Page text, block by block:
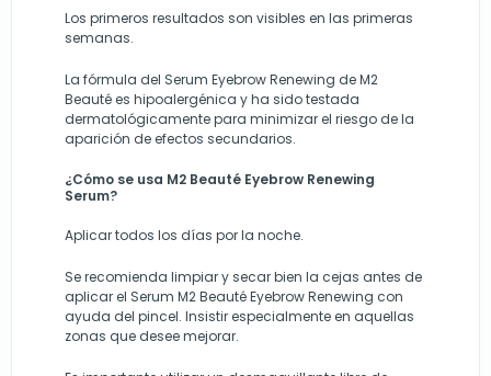
Los primeros resultados son visibles en las primeras
semanas.
La fórmula del Serum Eyebrow Renewing de M2
Beauté es hipoalergénica y ha sido testada
dermatológicamente para minimizar el riesgo de la
aparición de efectos secundarios.
¿Cómo se usa M2 Beauté Eyebrow Renewing
Serum?
Aplicar todos los días por la noche.
Se recomienda limpiar y secar bien la cejas antes de
aplicar el Serum M2 Beauté Eyebrow Renewing con
ayuda del pincel. Insistir especialmente en aquellas
zonas que desee mejorar.